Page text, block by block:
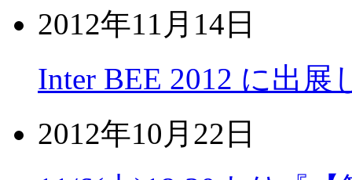
2012年11月14日
Inter BEE 2012 に出展
2012年10月22日